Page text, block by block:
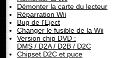
Démonter la carte du lecteur
Réparration Wii
Bug de l'Eject
Changer le fusible de la Wii
Version chip DVD :
DMS / D2A / D2B / D2C
Chipset D2C et puce